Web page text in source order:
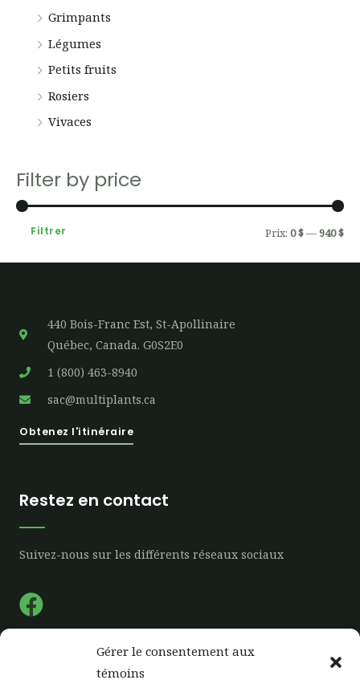
Gérer le consentement aux
témoins
Grimpants
Légumes
Petits fruits
Rosiers
Vivaces
Filter by price
Filtrer Prix: 0 $—940 $
440 Bois-Franc Est, St-Apollinaire
Québec, Canada. G0S2E0
1 (800) 463-8940
sac@multiplants.ca
Obtenez l'itinéraire
Restez en contact
Suivez-nous sur les différents réseaux sociaux
F
a
Liens rapide